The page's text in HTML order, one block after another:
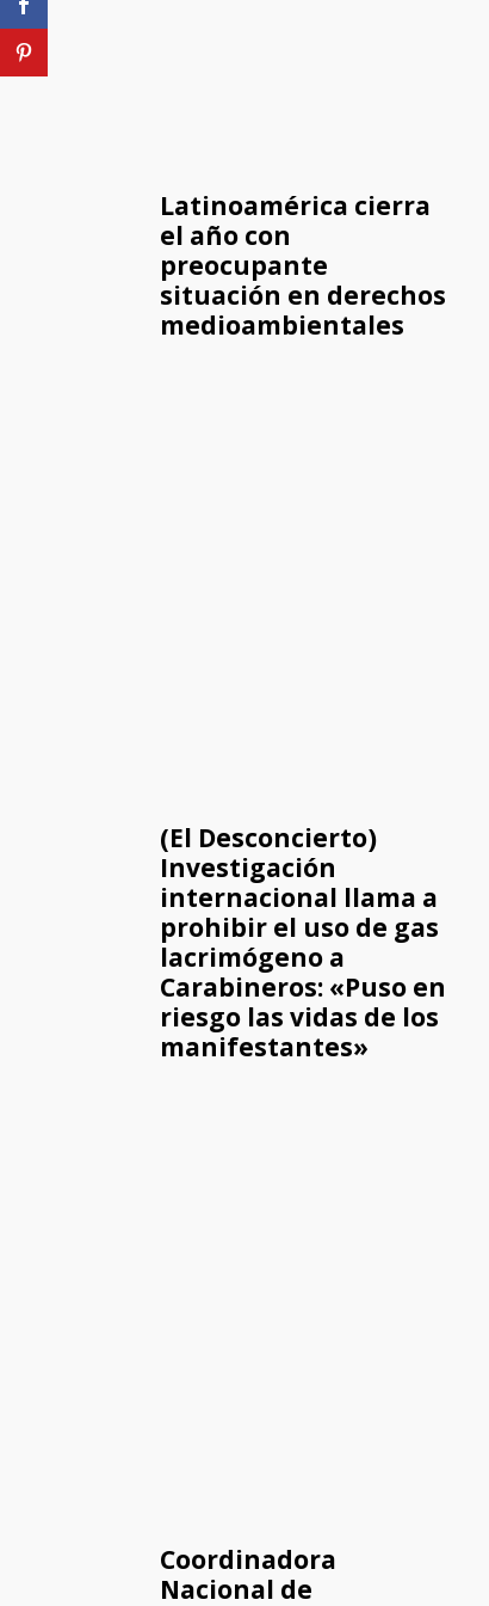
Latinoamérica cierra
el año con
preocupante
situación en derechos
medioambientales
(El Desconcierto)
Investigación
internacional llama a
prohibir el uso de gas
lacrimógeno a
Carabineros: «Puso en
riesgo las vidas de los
manifestantes»
Coordinadora
Nacional de